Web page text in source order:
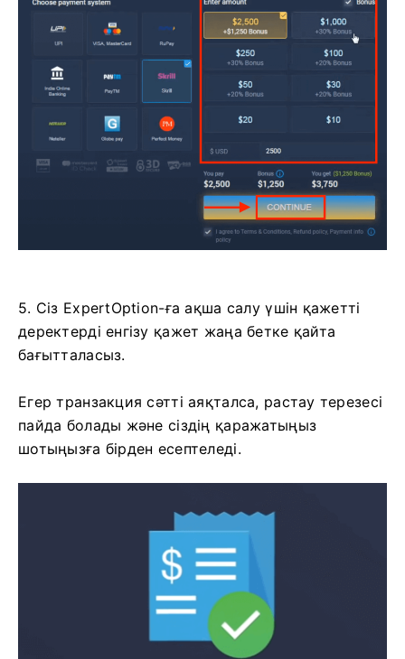
5. Сіз ExpertOption-ға ақша салу үшін қажетті
деректерді енгізу қажет жаңа бетке қайта
бағытталасыз.
Егер транзакция сәтті аяқталса, растау терезесі
пайда болады және сіздің қаражатыңыз
шотыңызға бірден есептеледі.